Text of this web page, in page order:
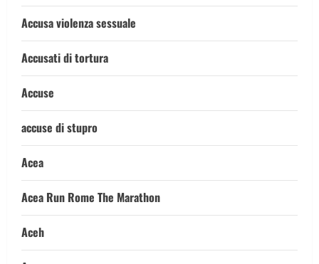
Accusa violenza sessuale
Accusati di tortura
Accuse
accuse di stupro
Acea
Acea Run Rome The Marathon
Aceh